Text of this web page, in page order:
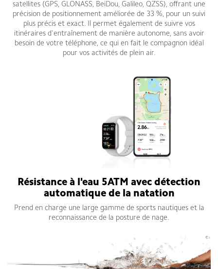
satellites (GPS, GLONASS, BeiDou, Galileo, QZSS), offrant une
précision de positionnement améliorée de 33 %, pour un suivi
plus précis et exact. Il permet également de suivre vos
itinéraires d'entraînement de manière autonome, sans avoir
besoin de votre téléphone, ce qui en fait le compagnon idéal
pour vos activités de plein air.
Résistance à l'eau 5ATM avec détection
automatique de la natation
Prend en charge une large gamme de sports nautiques et la
reconnaissance de la posture de nage.